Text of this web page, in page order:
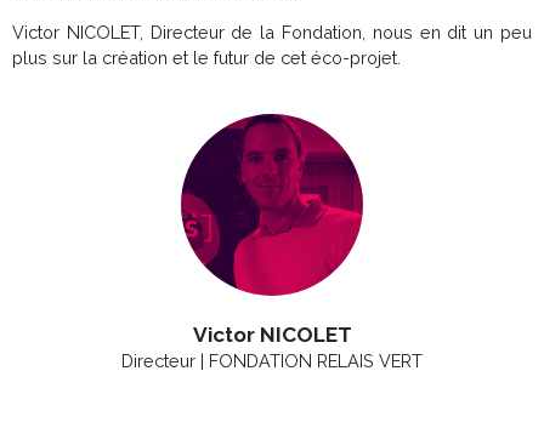
Victor NICOLET, Directeur de la Fondation, nous en dit un peu
plus sur la création et le futur de cet éco-projet.
Victor NICOLET
Directeur | FONDATION RELAIS VERT